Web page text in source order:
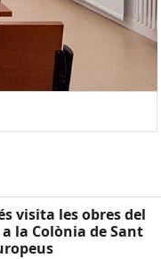
visita les obres del
la Colònia de Sant